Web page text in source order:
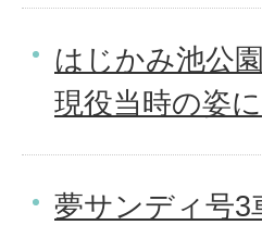
はじかみ池公
現役当時の姿に
夢サンディ号3